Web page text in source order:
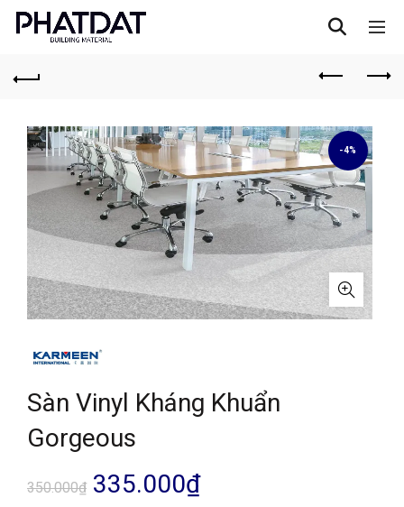
-4%
Sàn Vinyl Kháng Khuẩn
Gorgeous
350.000₫ Giá
335.000₫Giá